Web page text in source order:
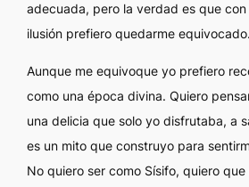
adecuada, pero la verdad es que
ilusión prefiero quedarme equivocado.
Aunque me equivoque yo prefiero
como una época divina. Quiero
una delicia que solo yo disfrutaba, a
es un mito que construyo para
No quiero ser como Sísifo, quiero